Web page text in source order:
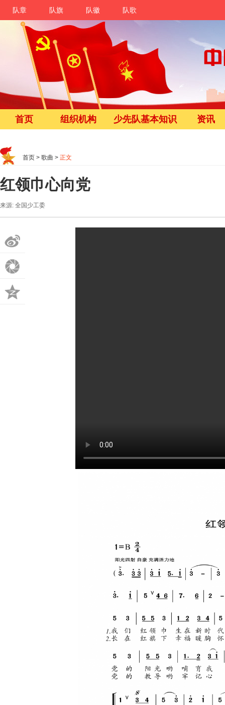
队章 队旗 队徽 队歌
首页 组织机构 少先队基本知识 资讯
首页 > 歌曲 > 正文
红领巾心向党
来源: 全国少工委